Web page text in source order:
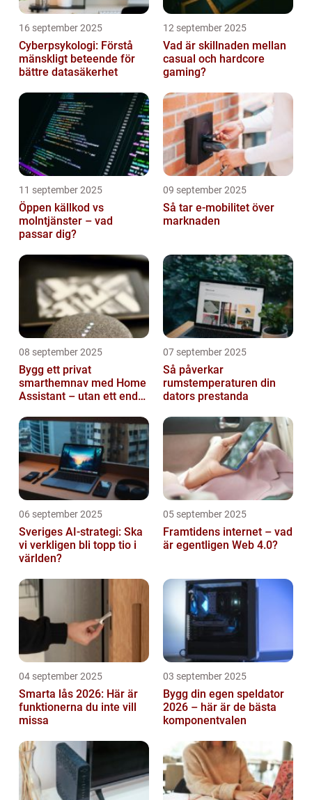
16 september 2025
Cyberpsykologi: Förstå
mänskligt beteende för
bättre datasäkerhet
12 september 2025
Vad är skillnaden mellan
casual och hardcore
gaming?
11 september 2025
Öppen källkod vs
molntjänster – vad
passar dig?
09 september 2025
Så tar e-mobilitet över
marknaden
08 september 2025
Bygg ett privat
smarthemnav med Home
Assistant – utan ett enda
07 september 2025
Så påverkar
rumstemperaturen din
dators prestanda
06 september 2025
Sveriges AI-strategi: Ska
vi verkligen bli topp tio i
världen?
05 september 2025
Framtidens internet – vad
är egentligen Web 4.0?
04 september 2025
Smarta lås 2026: Här är
funktionerna du inte vill
missa
03 september 2025
Bygg din egen speldator
2026 – här är de bästa
komponentvalen